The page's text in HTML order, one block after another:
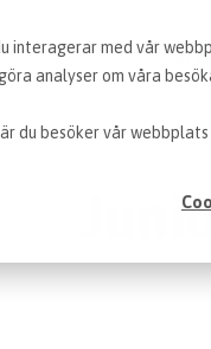
interagerar med vår
analyser om våra
du besöker vår